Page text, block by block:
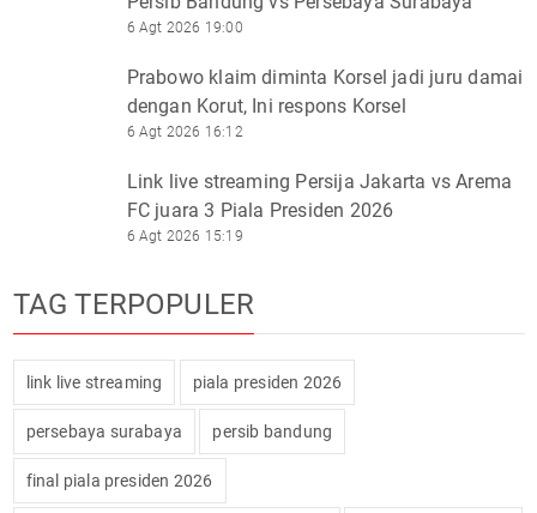
6 Agt 2026 19:00
Prabowo klaim diminta Korsel jadi juru damai
dengan Korut, Ini respons Korsel
6 Agt 2026 16:12
Link live streaming Persija Jakarta vs Arema
FC juara 3 Piala Presiden 2026
6 Agt 2026 15:19
TAG TERPOPULER
link live streaming piala presiden 2026
persebaya surabaya persib bandung
final piala presiden 2026